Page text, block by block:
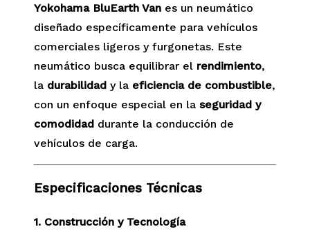
Yokohama BluEarth Vanes un neumático
diseñado específicamente para vehículos
comerciales ligeros y furgonetas. Este
neumático busca equilibrar el rendimiento,
la durabilidady la eficiencia de combustible,
con un enfoque especial en la seguridad y
comodidaddurante la conducción de
vehículos de carga.
Especificaciones Técnicas
1. Construcción y Tecnología